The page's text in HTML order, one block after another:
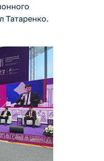
Татаренко.